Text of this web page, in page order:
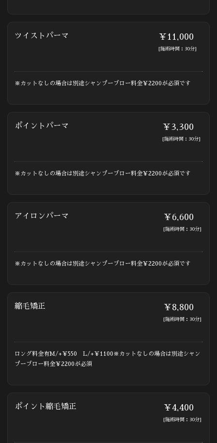
ツイストパーマ ￥11,000
[施術時間：30分]
※カットなしの場合は別途シャンプーブロー料金￥2200が必須です
ポイントパーマ ￥3,300
[施術時間：30分]
※カットなしの場合は別途シャンプーブロー料金￥2200が必須です
アイロンパーマ ￥6,600
[施術時間：30分]
※カットなしの場合は別途シャンプーブロー料金￥2200が必須です
縮毛矯正 ￥8,800
[施術時間：30分]
ロング料金有M/+￥550 L/+￥1100※カットなしの場合は別途シャン
プーブロー料金￥2200が必須
ポイント縮毛矯正 ￥4,400
[施術時間：30分]